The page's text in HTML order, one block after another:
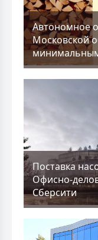
Aвтономное
Московской
Поставка
Офисно-
Сберсити